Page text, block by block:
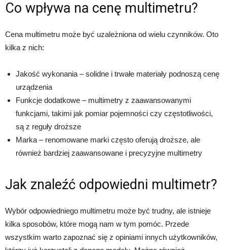
Co wpływa na cenę multimetru?
Cena multimetru może być uzależniona od wielu czynników. Oto
kilka z nich:
Jakość wykonania – solidne i trwałe materiały podnoszą cenę
urządzenia
Funkcje dodatkowe – multimetry z zaawansowanymi
funkcjami, takimi jak pomiar pojemności czy częstotliwości,
są z reguły droższe
Marka – renomowane marki często oferują droższe, ale
również bardziej zaawansowane i precyzyjne multimetry
Jak znaleźć odpowiedni multimetr?
Wybór odpowiedniego multimetru może być trudny, ale istnieje
kilka sposobów, które mogą nam w tym pomóc. Przede
wszystkim warto zapoznać się z opiniami innych użytkowników,